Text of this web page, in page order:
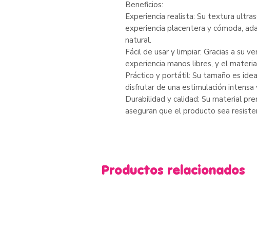
Beneficios:
Experiencia realista: Su textura
experiencia placentera y cómoda,
natural.
Fácil de usar y limpiar: Gracias a su
experiencia manos libres, y el
Práctico y portátil: Su tamaño es
disfrutar de una estimulación intensa
Durabilidad y calidad: Su material
aseguran que el producto sea
Productos relacionados